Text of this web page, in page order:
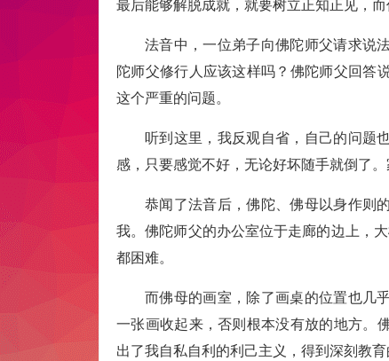
最后能够解脱成就，就要树立正知正见，
法音中，一位弟子向佛陀师父请求说
陀师父修行人应该这样吗？佛陀师父回答
这个严重的问题。
听到这里，我反观自省，自己的问题
感，只要感觉不好，无论好坏随手就倒了
恭闻了法音后，佛陀、佛母以身作则
我。佛陀师父的办公室位于走廊的边上，
都困难。
而佛母的画室，除了画桌的位置也几
一张画收起来，否则根本没有放的地方。
出了我自私自利的利己主义，得到深刻教